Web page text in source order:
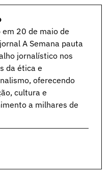
em 20 de maio de
A Semana pauta
jornalístico nos
da ética e
oferecendo
cultura e
a milhares de